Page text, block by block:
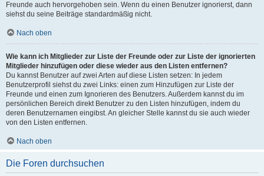
Freunde auch hervorgehoben sein. Wenn du einen Benutzer ignorierst, dann
siehst du seine Beiträge standardmäßig nicht.
Nach oben
Wie kann ich Mitglieder zur Liste der Freunde oder zur Liste der ignorierten
Mitglieder hinzufügen oder diese wieder aus den Listen entfernen?
Du kannst Benutzer auf zwei Arten auf diese Listen setzen: In jedem
Benutzerprofil siehst du zwei Links: einen zum Hinzufügen zur Liste der
Freunde und einen zum Ignorieren des Benutzers. Außerdem kannst du im
persönlichen Bereich direkt Benutzer zu den Listen hinzufügen, indem du
deren Benutzernamen eingibst. An gleicher Stelle kannst du sie auch wieder
von den Listen entfernen.
Nach oben
Die Foren durchsuchen